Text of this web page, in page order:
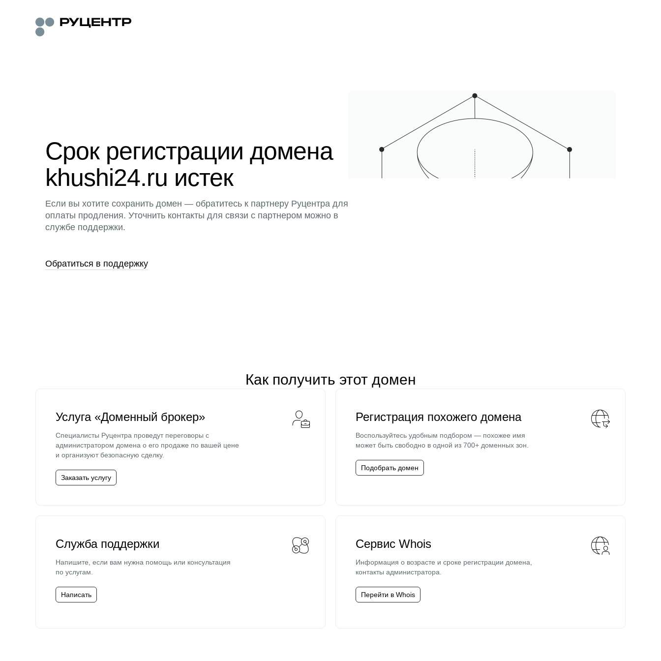
Срок регистрации домена
khushi24.ru истек
Если вы хотите сохранить домен — обратитесь к партнеру Руцентра для
оплаты продления. Уточнить контакты для связи с партнером можно в
службе поддержки.
Обратиться в поддержку
Как получить этот домен
Услуга «Доменный брокер»
Специалисты Руцентра проведут переговоры с
администратором домена о его продаже по вашей цене
и организуют безопасную сделку.
Заказать услугу
Регистрация похожего домена
Воспользуйтесь удобным подбором — похожее имя
может быть свободно в одной из 700+ доменных зон.
Подобрать домен
Служба поддержки
Напишите, если вам нужна помощь или консультация
по услугам.
Написать
Сервис Whois
Информация о возрасте и сроке регистрации домена,
контакты администратора.
Перейти в Whois